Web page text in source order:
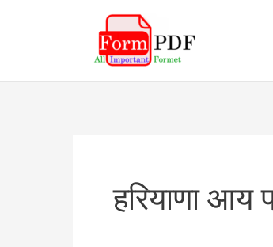
हरियाणा आय